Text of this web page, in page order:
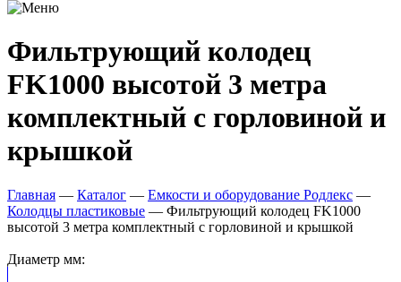
Фильтрующий колодец
FK1000 высотой 3 метра
комплектный с горловиной и
крышкой
Главная — Каталог — Емкости и оборудование Родлекс —
Колодцы пластиковые — Фильтрующий колодец FK1000
высотой 3 метра комплектный с горловиной и крышкой
Диаметр мм: